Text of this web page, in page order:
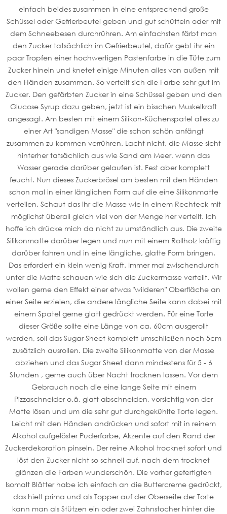
einfach beides zusammen in eine entsprechend große
Schüssel oder Gefrierbeutel geben und gut schütteln oder mit
dem Schneebesen durchrühren. Am einfachsten färbt man
den Zucker tatsächlich im Gefrierbeutel, dafür gebt ihr ein
paar Tropfen einer hochwertigen Pastenfarbe in die Tüte zum
Zucker hinein und knetet einige Minuten alles von außen mit
den Händen zusammen. So verteilt sich die Farbe sehr gut im
Zucker. Den gefärbten Zucker in eine Schüssel geben und den
Glucose Syrup dazu geben, jetzt ist ein bisschen Muskelkraft
angesagt. Am besten mit einem Silikon-Küchenspatel alles zu
einer Art "sandigen Masse" die schon schön anfängt
zusammen zu kommen verrühren. Lacht nicht, die Masse sieht
hinterher tatsächlich aus wie Sand am Meer, wenn das
Wasser gerade darüber gelaufen ist. Fest aber komplett
feucht. Nun dieses Zuckerbrösel am besten mit den Händen
schon mal in einer länglichen Form auf die eine Silikonmatte
verteilen. Schaut das ihr die Masse wie in einem Rechteck mit
möglichst überall gleich viel von der Menge her verteilt. Ich
hoffe ich drücke mich da nicht zu umständlich aus. Die zweite
Silikonmatte darüber legen und nun mit einem Rollholz kräftig
darüber fahren und in eine längliche, glatte Form bringen.
Das erfordert ein klein wenig Kraft. Immer mal zwischendurch
unter die Matte schauen wie sich die Zuckermasse verteilt. Wir
wollen gerne den Effekt einer etwas "wilderen" Oberfläche an
einer Seite erzielen, die andere längliche Seite kann dabei mit
einem Spatel gerne glatt gedrückt werden. Für eine Torte
dieser Größe sollte eine Länge von ca. 60cm ausgerollt
werden, soll das Sugar Sheet komplett umschließen noch 5cm
zusätzlich ausrollen. Die zweite Silikonmatte von der Masse
abziehen und das Sugar Sheet dann mindestens für 5 - 6
Stunden , gerne auch über Nacht trocknen lassen. Vor dem
Gebrauch noch die eine lange Seite mit einem
Pizzaschneider o.ä. glatt abschneiden, vorsichtig von der
Matte lösen und um die sehr gut durchgekühlte Torte legen.
Leicht mit den Händen andrücken und sofort mit in reinem
Alkohol aufgelöster Puderfarbe, Akzente auf den Rand der
Zuckerdekoration pinseln. Der reine Alkohol trocknet sofort und
löst den Zucker nicht so schnell auf, nach dem trocknet
glänzen die Farben wunderschön. Die vorher gefertigten
Isomalt Blätter habe ich einfach an die Buttercreme gedrückt,
das hielt prima und als Topper auf der Oberseite der Torte
kann man als Stützen ein oder zwei Zahnstocher hinter die